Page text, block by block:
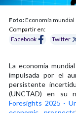
Foto:Economía mundial
Compartir en:
Facebook
Twitter
La economía
impulsada por el
persistente
(UNCTAD) en su
Foresights 2025 -